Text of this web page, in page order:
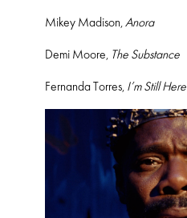
Mikey Madison,Anora
Demi Moore, The Substance
Fernanda Torres, I’m Still Here